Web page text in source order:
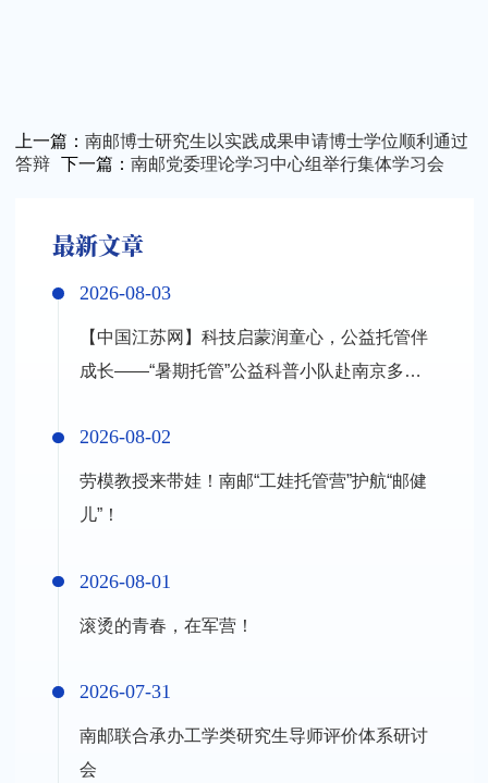
上一篇： 南邮博士研究生以实践成果申请博士学位顺利通过
答辩
下一篇： 南邮党委理论学习中心组举行集体学习会
最新文章